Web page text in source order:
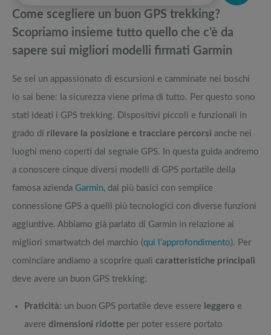
Migliori smartwatch sotto i 50 euro: in forma con pochi euro
Offerte robot aspirapolvere da non perdere nella Black Friday Week
Come scegliere un buon GPS trekking?
Scopriamo insieme tutto quello che c’è da
sapere sui migliori modelli firmati Garmin
Se sei un appassionato di escursioni e camminate nei boschi
lo sai bene: la sicurezza viene prima di tutto. Per questo sono
stati ideati i GPS trekking. Dispositivi piccoli e funzionali in
grado di rilevare la posizione e tracciare percorsi anche nei
luoghi meno coperti dal segnale GPS. In questa guida andremo
a conoscere cinque diversi modelli di GPS portatile della
famosa azienda Garmin, dai più basici con semplice
connessione GPS a quelli più tecnologici con diverse funzioni
aggiuntive. Abbiamo già parlato di Garmin in relazione ai
migliori smartwatch del marchio (qui l’approfondimento). Per
cominciare andiamo a scoprire quali caratteristiche principali
deve avere un buon GPS trekking:
Praticità: un buon GPS portatile deve essere leggero e
avere dimensioni ridotte per poter essere portato